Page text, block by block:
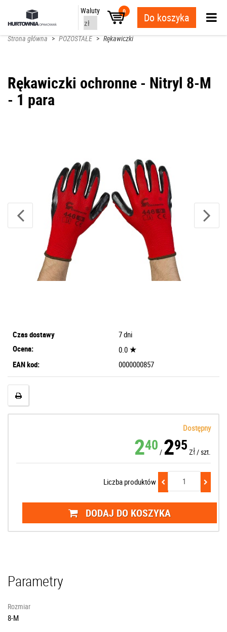
Waluty 0 Do koszyka
Strona główna > POZOSTAŁE > Rękawiczki
Rękawiczki ochronne - Nitryl 8-M
- 1 para
Czas dostawy
7 dni
Ocena:
0.0 ★
EAN kod: 0000000857
Dostępny
240 / 295zł/szt.
Liczba produktów
DODAJ DO KOSZYKA
Parametry
Rozmiar
8-M